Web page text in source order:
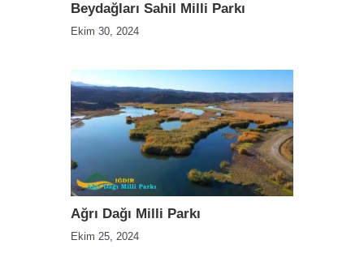
Beydağları Sahil Milli Parkı
Ekim 30, 2024
Ağrı Dağı Milli Parkı
Ekim 25, 2024